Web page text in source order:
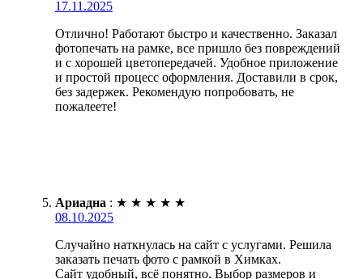
17.11.2025
Отлично! Работают быстро и качественно. Заказал
фотопечать на рамке, все пришло без повреждений
и с хорошей цветопередачей. Удобное приложение
и простой процесс оформления. Доставили в срок,
без задержек. Рекомендую попробовать, не
пожалеете!
Ариадна : ★ ★ ★ ★ ★
08.10.2025
Случайно наткнулась на сайт с услугами. Решила
заказать печать фото с рамкой в Химках.
Сайт удобный, всё понятно. Выбор размеров и